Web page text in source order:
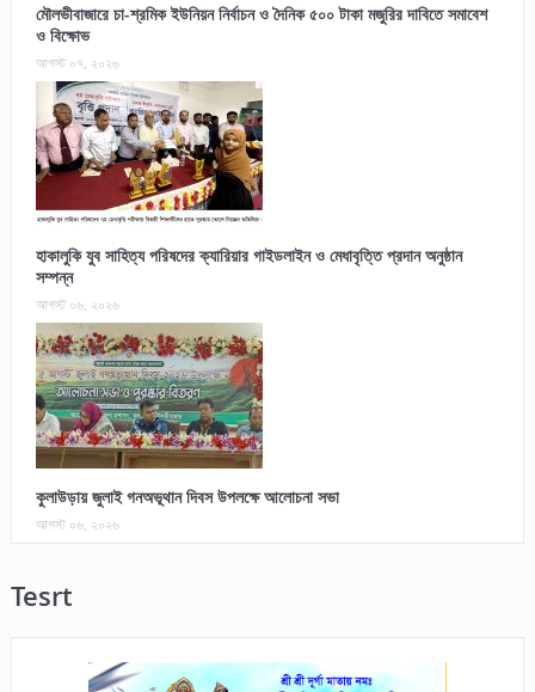
মৌলভীবাজারে চা-শ্রমিক ইউনিয়ন নির্বাচন ও দৈনিক ৫০০ টাকা মজুরির দাবিতে সমাবেশ
ও বিক্ষোভ
আগস্ট ০৭, ২০২৬
হাকালুকি যুব সাহিত্য পরিষদের ক্যারিয়ার গাইডলাইন ও মেধাবৃত্তি প্রদান অনুষ্ঠান
সম্পন্ন
আগস্ট ০৬, ২০২৬
কুলাউড়ায় জুলাই গনঅভূথান দিবস উপলক্ষে আলোচনা সভা
আগস্ট ০৬, ২০২৬
Tesrt